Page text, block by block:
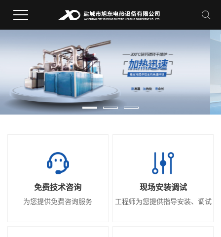
免费技术咨询
为您提供免费咨询服务
现场安装调试
工程师为您提供指导安装、调试